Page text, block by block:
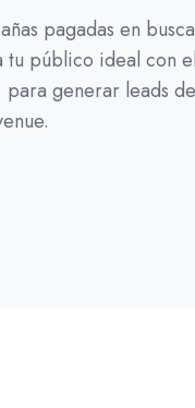
pagadas en
tu público ideal con
generar leads